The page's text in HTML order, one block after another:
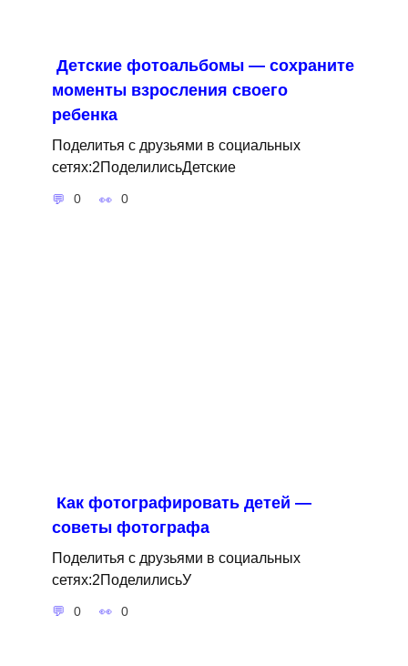
Детские фотоальбомы — сохраните
моменты взросления своего
ребенка
Поделитья с друзьями в социальных
сетях:2ПоделилисьДетские
0 0
Как фотографировать детей —
советы фотографа
Поделитья с друзьями в социальных
сетях:2ПоделилисьУ
0 0